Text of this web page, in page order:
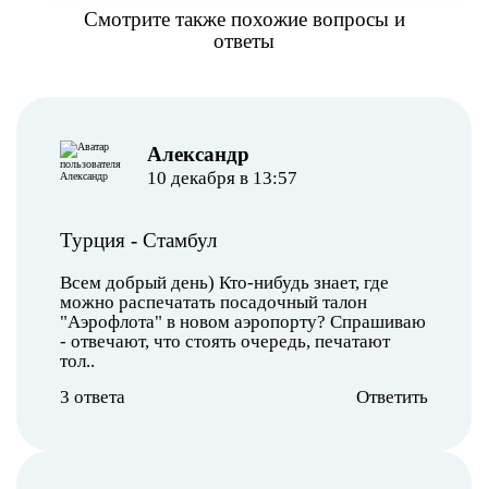
Смотрите также похожие вопросы и
ответы
Александр
10 декабря в 13:57
Турция - Стамбул
Всем добрый день) Кто-нибудь знает, где
можно распечатать посадочный талон
"Аэрофлота" в новом аэропорту? Спрашиваю
- отвечают, что стоять очередь, печатают
тол..
3 ответа
Ответить